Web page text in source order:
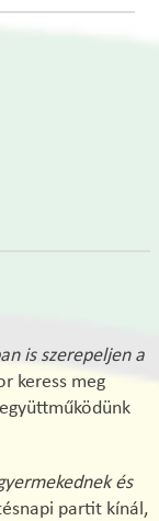
is szerepeljen a
keress meg
és
partit kínál,